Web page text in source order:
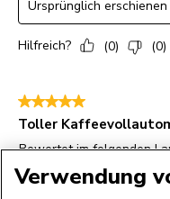
Verwendung